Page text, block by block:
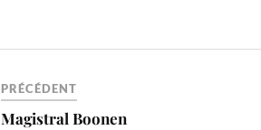
PRÉCÉDENT
Magistral Boonen